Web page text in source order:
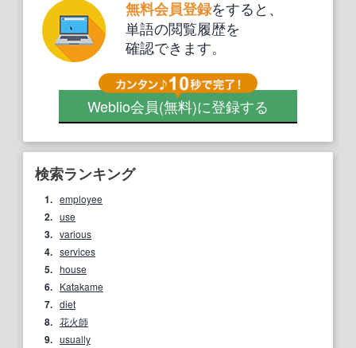
無料会員登録をすると、
単語の閲覧履歴を
確認できます。
Weblio会員(無料)に登録する
検索ランキング
1. employee
2. use
3. various
4. services
5. house
6. Katakame
7. diet
8. 花火師
9. usually